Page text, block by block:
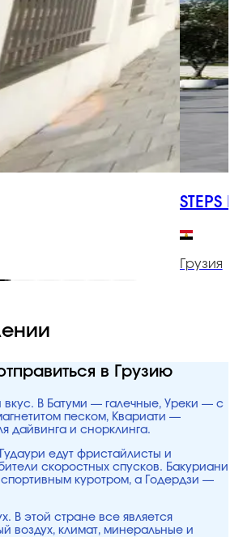
STEPS
Грузия
в Грузию
вкус. В Батуми — галечные, Уреки — с
песком, Квариати —
дайвинга и снорклинга.
едут фристайлисты и
скоростных спусков. Бакуриани
спортивным куротром, а Годердзи —
В этой стране все является
воздух, климат, минеральные и